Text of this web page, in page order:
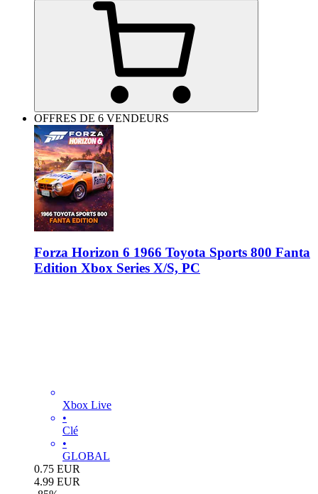
OFFRES DE 6 VENDEURS
Forza Horizon 6 1966 Toyota Sports 800 Fanta
Edition Xbox Series X/S, PC
Xbox Live
•
Clé
•
GLOBAL
0.75 EUR
4.99 EUR